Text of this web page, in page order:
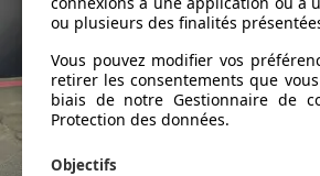
ou plusieurs des finalités
Vous pouvez modifier vos
retirer les consentements que
biais de notre Gestionnaire de
Protection des données.
Objectifs